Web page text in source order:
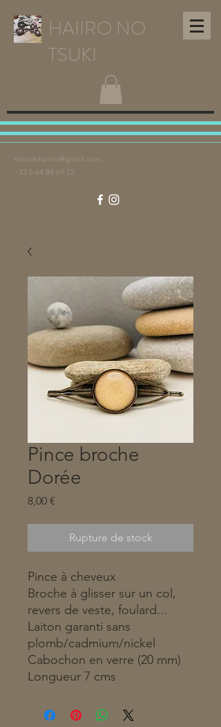
HAIIRO NO
TSUKI
notsukihaiiro@gmail.com
+33 6 64 84 69 72
Pince broche
Dorée
8,00 €
Rupture de stock
Pince à cheveux
Broche à glisser sur un col,
revers de veste, foulard...
Laiton garanti sans
plomb/cadmium/nickel
Cabochon en verre (20 mm)
Longueur 7 cms